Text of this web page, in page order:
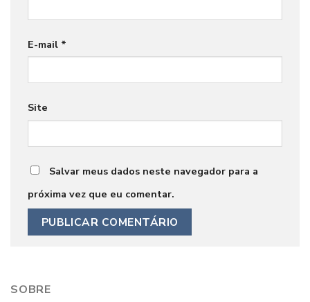
E-mail *
Site
Salvar meus dados neste navegador para a
próxima vez que eu comentar.
SOBRE